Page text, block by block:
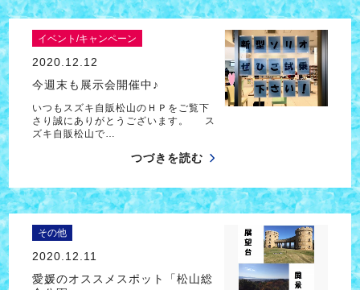
イベント/キャンペーン
2020.12.12
今週末も展示会開催中♪
いつもスズキ自販松山のＨＰをご覧下
さり誠にありがとうございます。 ス
ズキ自販松山で…
つづきを読む
その他
2020.12.11
愛媛のオススメスポット「松山総